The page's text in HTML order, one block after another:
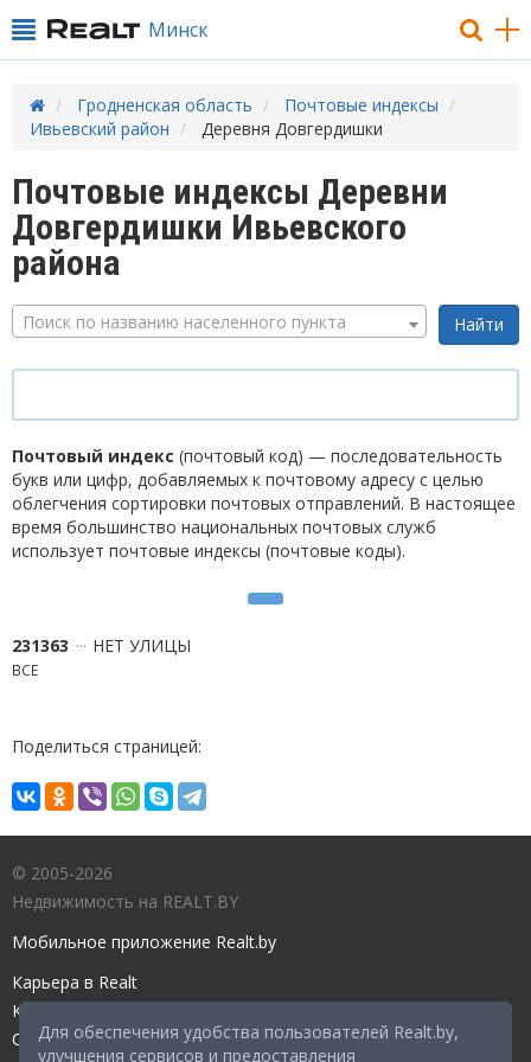
Для обеспечения удобства пользователей Realt.by,
улучшения сервисов и предоставления
Минск
Гродненская область
Почтовые индексы
Ивьевский район
Деревня Довгердишки
Почтовые индексы Деревни
Довгердишки Ивьевского
района
Поиск по названию населенного пункта
Почтовый индекс (почтовый код) — последовательность
букв или цифр, добавляемых к почтовому адресу с целью
облегчения сортировки почтовых отправлений. В настоящее
время большинство национальных почтовых служб
использует почтовые индексы (почтовые коды).
231363 НЕТ УЛИЦЫ
ВСЕ
Поделиться страницей:
© 2005-2026
Недвижимость на REALT.BY
Мобильное приложение Realt.by
Карьера в Realt
Контакты редакции
Справочный центр